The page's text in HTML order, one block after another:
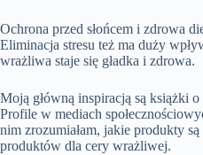
Ochrona przed słońcem i zdrowa
Eliminacja stresu też ma duży
wrażliwa staje się gładka i zdrowa.
Moją główną inspiracją są książki
Profile w mediach
nim zrozumiałam, jakie produkty są
produktów dla cery wrażliwej.